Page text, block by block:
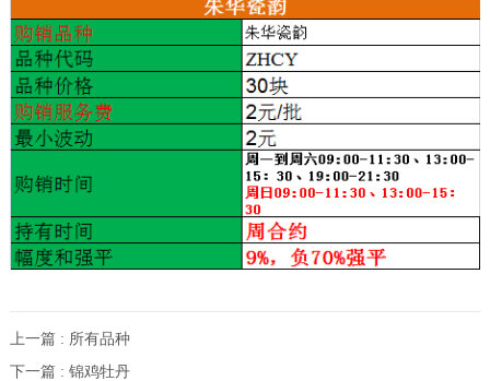
上一篇 : 所有品种
下一篇 : 锦鸡牡丹